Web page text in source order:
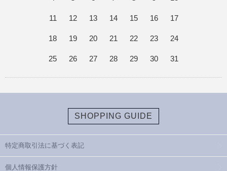
11 12 13 14 15 16 17
18 19 20 21 22 23 24
25 26 27 28 29 30 31
SHOPPING GUIDE
特定商取引法に基づく表記
個人情報保護方針